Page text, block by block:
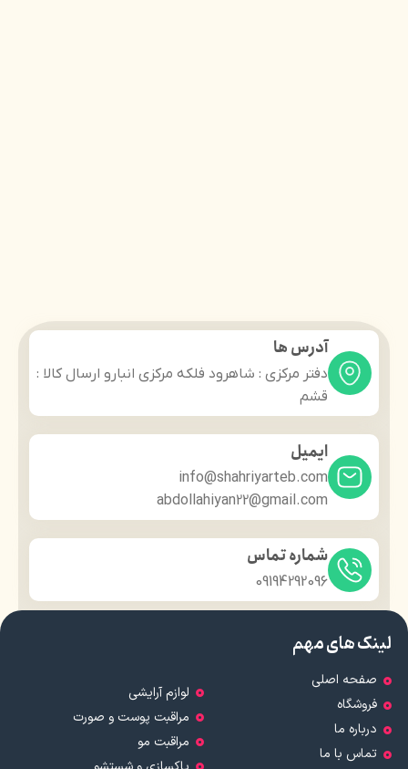
آدرس ها
دفتر مرکزی : شاهرود فلکه مرکزی انبارو ارسال کالا :
قشم
ایمیل
info@shahriyarteb.com
abdollahiyan22@gmail.com
شماره تماس
09194292096
لینک های مهم
صفحه اصلی
فروشگاه
درباره ما
تماس با ما
لوازم آرایشی
مراقبت پوست و صورت
مراقبت مو